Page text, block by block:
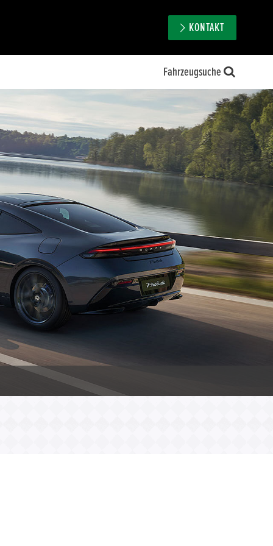
KONTAKT
Fahrzeugsuche